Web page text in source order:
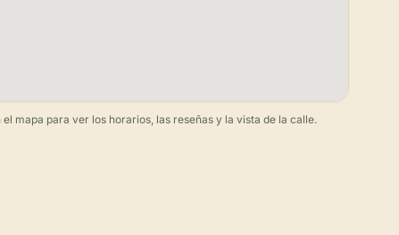
mapa para ver los horarios, las reseñas y la vista de la calle.